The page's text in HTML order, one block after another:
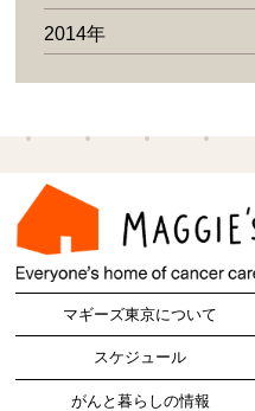
2014年
マギーズ東京について
スケジュール
がんと暮らしの情報